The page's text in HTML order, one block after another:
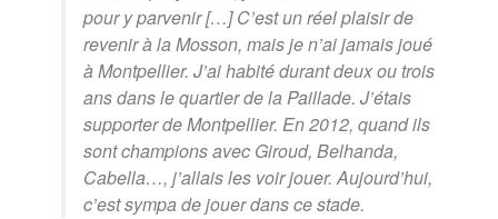
pour y parvenir […] C’est un réel plaisir de
revenir à la Mosson, mais je n’ai jamais joué
à Montpellier. J’ai habité durant deux ou trois
ans dans le quartier de la Paillade. J’étais
supporter de Montpellier. En 2012, quand ils
sont champions avec Giroud, Belhanda,
Cabella…, j’allais les voir jouer. Aujourd’hui,
c’est sympa de jouer dans ce stade.